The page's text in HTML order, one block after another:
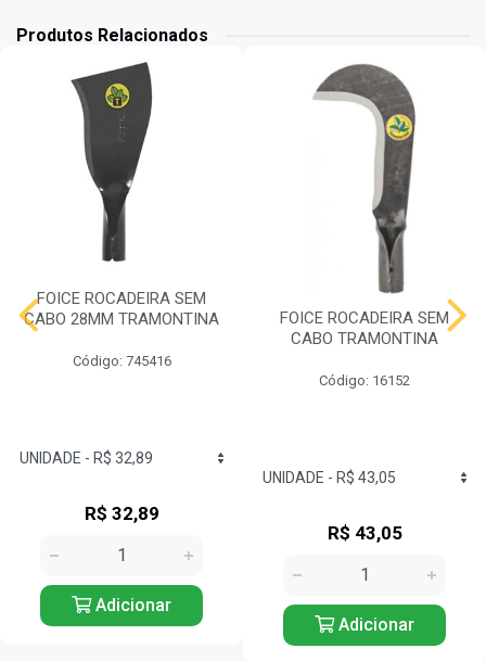
Produtos Relacionados
FOICE ROCADEIRA SEM
CABO 28MM TRAMONTINA
Código: 745416
R$ 32,89
Adicionar
FOICE ROCADEIRA SEM
CABO TRAMONTINA
Código: 16152
R$ 43,05
Adicionar